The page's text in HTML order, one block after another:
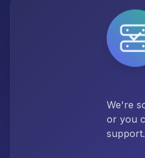
We're
or you
support.